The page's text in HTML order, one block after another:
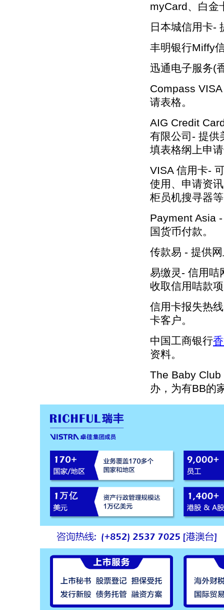
myCard、白金
日本城信用卡-
丰明银行Miffy
迅通电子服务(
Compass
请表格。
AIG Credit
有限公司- 提供
填表格纲上申
VISA 信用卡-
使用、申请资
柜员机搜寻器
Payment Asia
国货币付款。
传款易 - 提供
易缴灵- 信用咭
收取信用咭款
信用卡报失热
卡客户。
中国工商银行
资料。
The Baby
办，为有BB的